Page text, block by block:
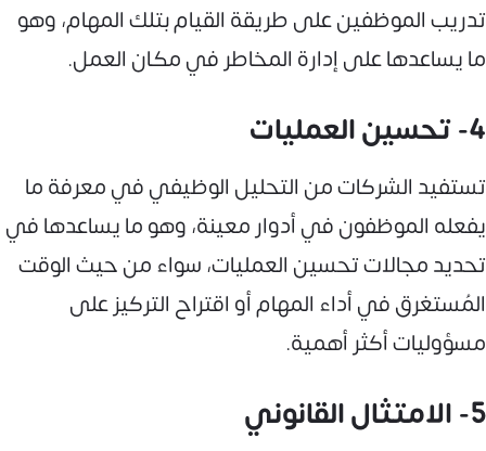
تدريب الموظفين على طريقة القيام بتلك المهام، وهو
ما يساعدها على إدارة المخاطر في مكان العمل.
4- تحسين العمليات
تستفيد الشركات من التحليل الوظيفي في معرفة ما
يفعله الموظفون في أدوار معينة، وهو ما يساعدها في
تحديد مجالات تحسين العمليات، سواء من حيث الوقت
المُستغرق في أداء المهام أو اقتراح التركيز على
مسؤوليات أكثر أهمية.
5- الامتثال القانوني